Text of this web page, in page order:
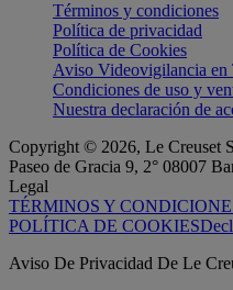
Términos y condiciones
Política de privacidad
Política de Cookies
Aviso Videovigilancia en
Condiciones de uso y
Nuestra declaración de
Copyright © 2026, Le Creuset
Paseo de Gracia 9, 2° 08007
Legal
TÉRMINOS Y
POLÍTICA DE COOKIES
Aviso De Privacidad De Le